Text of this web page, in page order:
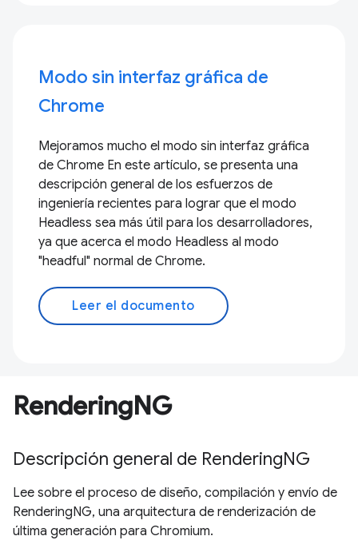
Modo sin interfaz gráfica de
Chrome
Mejoramos mucho el modo sin interfaz gráfica
de Chrome En este artículo, se presenta una
descripción general de los esfuerzos de
ingeniería recientes para lograr que el modo
Headless sea más útil para los desarrolladores,
ya que acerca el modo Headless al modo
"headful" normal de Chrome.
Leer el documento
RenderingNG
Descripción general de RenderingNG
Lee sobre el proceso de diseño, compilación y envío de
RenderingNG, una arquitectura de renderización de
última generación para Chromium.